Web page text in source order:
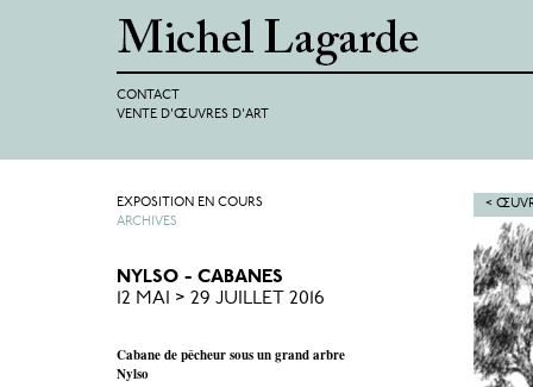
CONTACT
VENTE D'ŒUVRES D'ART
<
EXPOSITION EN COURS
ARCHIVES
NYLSO - CABANES
12 MAI > 29 JUILLET 2016
Cabane de pêcheur sous un grand arbre
Nylso